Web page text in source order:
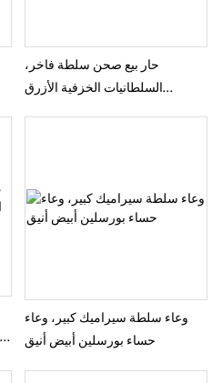
حار بيع صحن سلطة فاخر،
السلطانيات الخزفية الأزرق
وعاء سلطة سيراميك كبير، وعاء
حساء بورسلين أبيض أنيق